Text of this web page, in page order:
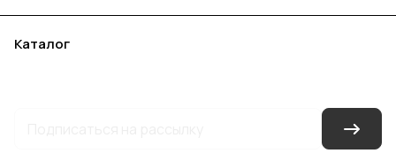
Каталог